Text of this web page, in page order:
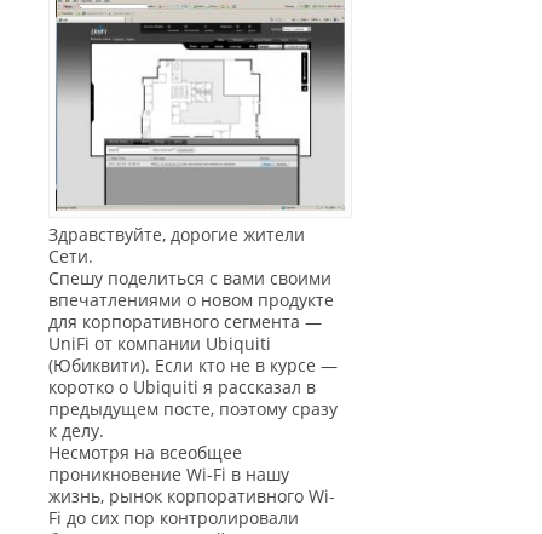
Здравствуйте, дорогие жители
Сети.
Спешу поделиться с вами своими
впечатлениями о новом продукте
для корпоративного сегмента —
UniFi от компании Ubiquiti
(Юбиквити). Если кто не в курсе —
коротко о Ubiquiti я рассказал в
предыдущем посте, поэтому сразу
к делу.
Несмотря на всеобщее
проникновение Wi-Fi в нашу
жизнь, рынок корпоративного Wi-
Fi до сих пор контролировали